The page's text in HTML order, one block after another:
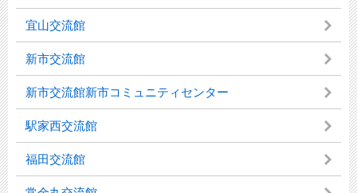
宜山交流館
新市交流館
新市交流館新市コミュニティセンター
駅家西交流館
福田交流館